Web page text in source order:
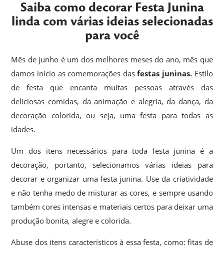
Saiba como decorar Festa Junina
linda com várias ideias selecionadas
para você
Mês de junho é um dos melhores meses do ano, mês que
damos início as comemorações dasfestas juninas. Estilo
de festa que encanta muitas pessoas através das
deliciosas comidas, da animação e alegria, da dança, da
decoração colorida, ou seja, uma festa para todas as
idades.
Um dos itens necessários para toda festa junina é a
decoração, portanto, selecionamos várias ideias para
decorar e organizar uma festa junina. Use da criatividade
e não tenha medo de misturar as cores, e sempre usando
também cores intensas e materiais certos para deixar uma
produção bonita, alegre e colorida.
Abuse dos itens característicos à essa festa, como: fitas de